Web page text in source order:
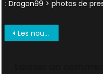
: Dragon99 > photos de
Navigation
Les nouvelles cartes Upper Deck sont… dans le désordre